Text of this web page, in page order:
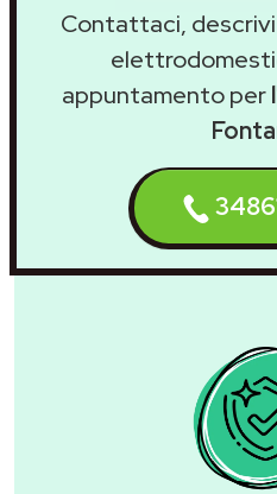
Contattaci,
appuntamento per